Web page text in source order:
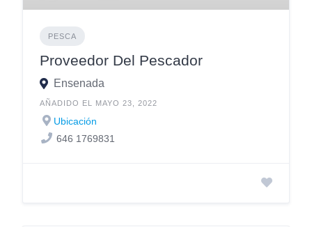
PESCA
Proveedor Del Pescador
Ensenada
AÑADIDO EL MAYO 23, 2022
Ubicación
646 1769831